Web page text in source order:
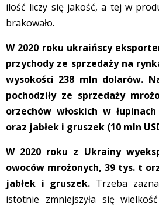
ilość liczy się jakość, a tej w
brakowało.
W 2020 roku ukraińscy
przychody ze sprzedaży na
wysokości 238 mln dolarów.
pochodziły ze sprzedaży
orzechów włoskich w
oraz jabłek i gruszek (10 mln
W 2020 roku z Ukrainy
owoców mrożonych, 39 tys. t
jabłek i gruszek. Trzeba
istotnie zmniejszyła się